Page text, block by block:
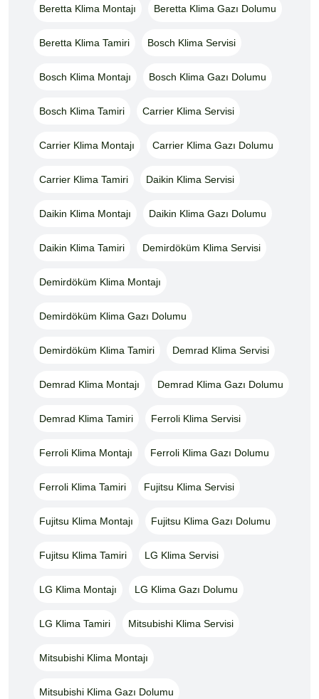
Beretta Klima Montajı Beretta Klima Gazı Dolumu
Beretta Klima Tamiri Bosch Klima Servisi
Bosch Klima Montajı Bosch Klima Gazı Dolumu
Bosch Klima Tamiri Carrier Klima Servisi
Carrier Klima Montajı Carrier Klima Gazı Dolumu
Carrier Klima Tamiri Daikin Klima Servisi
Daikin Klima Montajı Daikin Klima Gazı Dolumu
Daikin Klima Tamiri Demirdöküm Klima Servisi
Demirdöküm Klima Montajı
Demirdöküm Klima Gazı Dolumu
Demirdöküm Klima Tamiri Demrad Klima Servisi
Demrad Klima Montajı Demrad Klima Gazı Dolumu
Demrad Klima Tamiri Ferroli Klima Servisi
Ferroli Klima Montajı Ferroli Klima Gazı Dolumu
Ferroli Klima Tamiri Fujitsu Klima Servisi
Fujitsu Klima Montajı Fujitsu Klima Gazı Dolumu
Fujitsu Klima Tamiri LG Klima Servisi
LG Klima Montajı LG Klima Gazı Dolumu
LG Klima Tamiri Mitsubishi Klima Servisi
Mitsubishi Klima Montajı
Mitsubishi Klima Gazı Dolumu